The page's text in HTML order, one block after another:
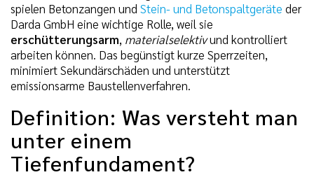
spielen Betonzangen und Stein- und Betonspaltgeräte der
Darda GmbH eine wichtige Rolle, weil sie
erschütterungsarm, materialselektivund kontrolliert
arbeiten können. Das begünstigt kurze Sperrzeiten,
minimiert Sekundärschäden und unterstützt
emissionsarme Baustellenverfahren.
Definition: Was versteht man
unter einem
Tiefenfundament?